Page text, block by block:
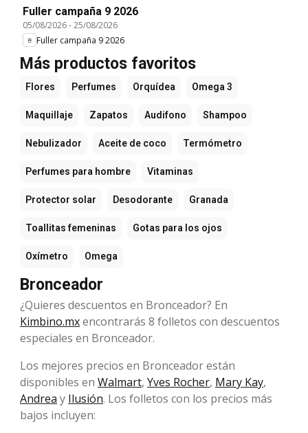
Fuller campaña 9 2026
05/08/2026-25/08/2026
Fuller campaña 9 2026
Más productos favoritos
Flores Perfumes Orquídea Omega 3
Maquillaje Zapatos Audifono Shampoo
Nebulizador Aceite de coco Termómetro
Perfumes para hombre Vitaminas
Protector solar Desodorante Granada
Toallitas femeninas Gotas para los ojos
Oxímetro Omega
Bronceador
¿Quieres descuentos en Bronceador? En
Kimbino.mxencontrarás 8 folletos con descuentos
especiales en Bronceador.
Los mejores precios en Bronceador están
disponibles en Walmart, Yves Rocher, Mary Kay,
Andrea y Ilusión. Los folletos con los precios más
bajos incluyen: